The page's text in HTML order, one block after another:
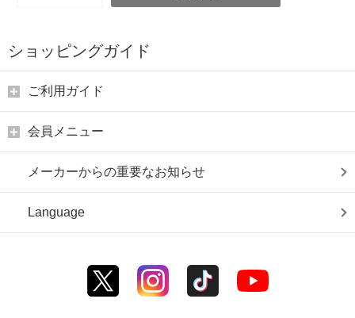
ショッピングガイド
ご利用ガイド
会員メニュー
メーカーからの重要なお知らせ
Language